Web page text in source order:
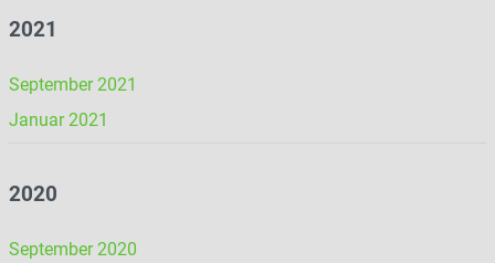
2021
September 2021
Januar 2021
2020
September 2020